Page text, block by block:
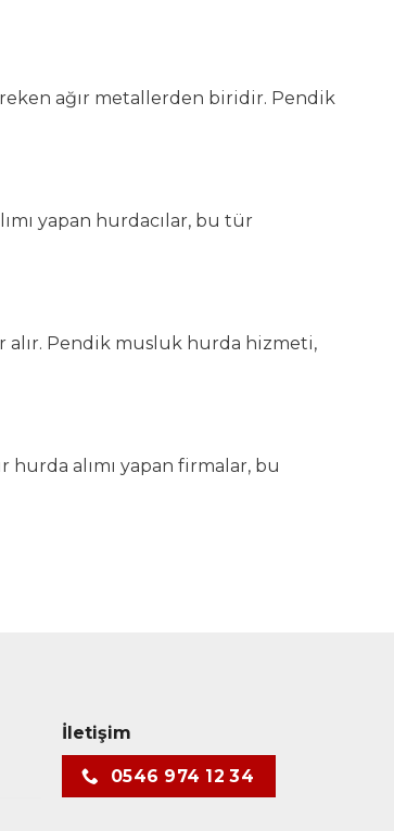
ağır metallerden biridir. Pendik
yapan hurdacılar, bu tür
alır. Pendik musluk hurda hizmeti,
alımı yapan firmalar, bu
İletişim
0546 974 12 34